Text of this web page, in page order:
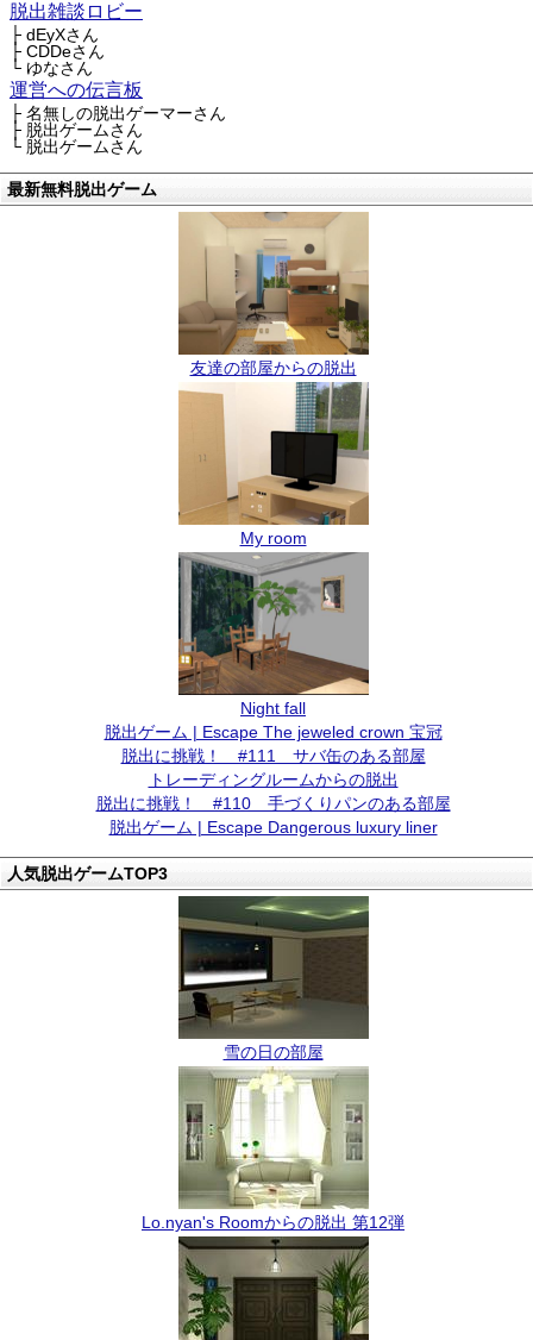
脱出雑談ロビー
├ dEyXさん
├ CDDeさん
└ ゆなさん
運営への伝言板
├ 名無しの脱出ゲーマーさん
├ 脱出ゲームさん
└ 脱出ゲームさん
最新無料脱出ゲーム
友達の部屋からの脱出
My room
Night fall
脱出ゲーム | Escape The jeweled crown 宝冠
脱出に挑戦！ #111 サバ缶のある部屋
トレーディングルームからの脱出
脱出に挑戦！ #110 手づくりパンのある部屋
脱出ゲーム | Escape Dangerous luxury liner
人気脱出ゲームTOP3
雪の日の部屋
Lo.nyan's Roomからの脱出 第12弾